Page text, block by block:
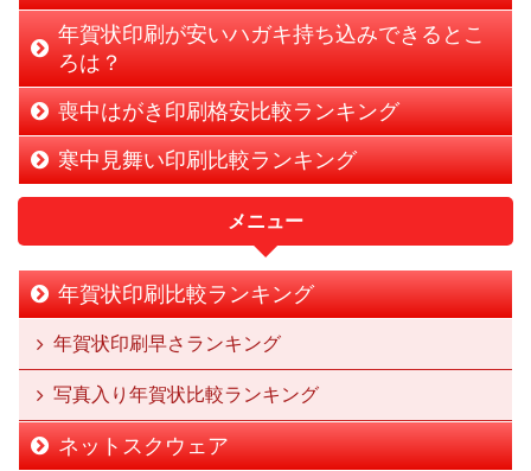
年賀状印刷が安いハガキ持ち込みできるとこ
ろは？
喪中はがき印刷格安比較ランキング
寒中見舞い印刷比較ランキング
メニュー
年賀状印刷比較ランキング
年賀状印刷早さランキング
写真入り年賀状比較ランキング
ネットスクウェア